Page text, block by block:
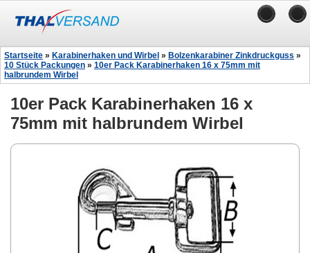
Startseite » Karabinerhaken und Wirbel » Bolzenkarabiner Zinkdruckguss »
10 Stück Packungen » 10er Pack Karabinerhaken 16 x 75mm mit
halbrundem Wirbel
10er Pack Karabinerhaken 16 x
75mm mit halbrundem Wirbel